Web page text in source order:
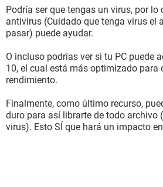
Podría ser que tengas un virus, por lo
antivirus (Cuidado que tenga virus el
pasar) puede ayudar.
O incluso podrías ver si tu PC puede
10, el cual está más optimizado para
rendimiento.
Finalmente, como último recurso,
duro para así librarte de todo archivo
virus). Esto SÍ que hará un impacto